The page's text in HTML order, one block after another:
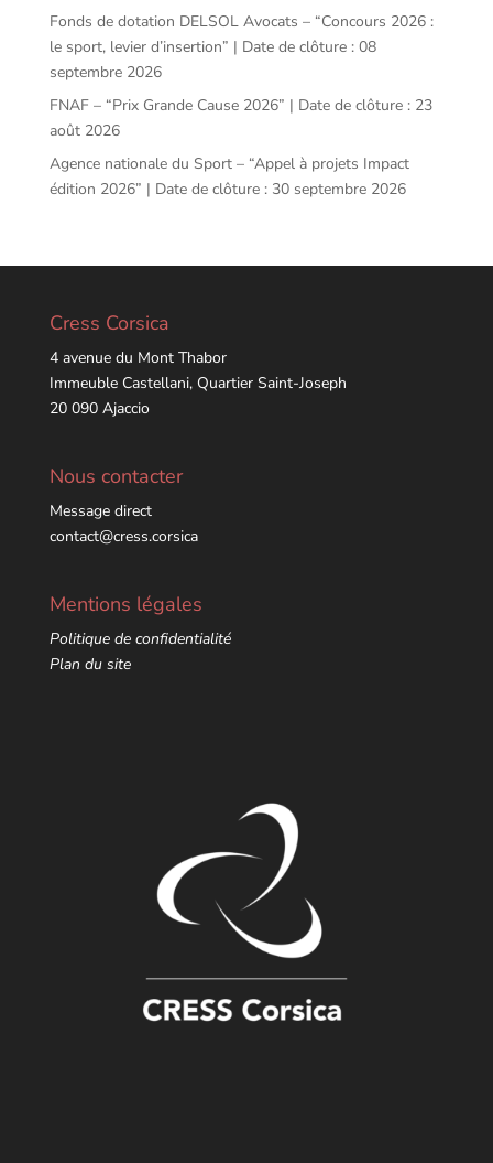
Fonds de dotation DELSOL Avocats – “Concours 2026 :
le sport, levier d’insertion” | Date de clôture : 08
septembre 2026
FNAF – “Prix Grande Cause 2026” | Date de clôture : 23
août 2026
Agence nationale du Sport – “Appel à projets Impact
édition 2026” | Date de clôture : 30 septembre 2026
Cress Corsica
4 avenue du Mont Thabor
Immeuble Castellani, Quartier Saint-Joseph
20 090 Ajaccio
Nous contacter
Message direct
contact@cress.corsica
Mentions légales
Politique de confidentialité
Plan du site